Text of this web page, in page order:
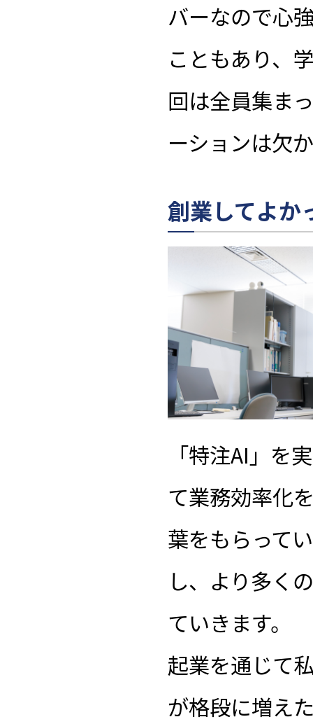
バーなので心
こともあり、
回は全員集ま
ーションは欠
創業してよか
「特注AI」を
て業務効率化
葉をもらって
し、より多く
ていきます。
起業を通じて
が格段に増え